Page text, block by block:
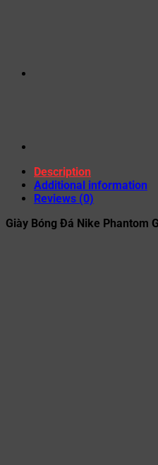
Description
Additional information
Reviews (0)
Giày Bóng Đá Nike Phantom